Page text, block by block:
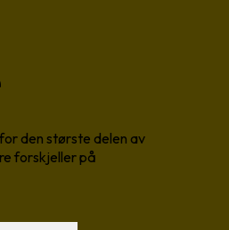
den største delen av
forskjeller på